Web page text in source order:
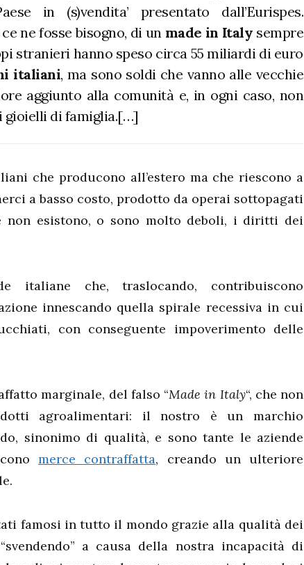
in (s)vendita’ presentato dall’Eurispes.
ne fosse bisogno, di un made in Italy sempre
stranieri hanno speso circa 55 miliardi di euro
italiani, ma sono soldi che vanno alle vecchie
aggiunto alla comunità e, in ogni caso, non
gioielli di famiglia.[…]
che producono all’estero ma che riescono a
a basso costo, prodotto da operai sottopagati
esistono, o sono molto deboli, i diritti dei
italiane che, traslocando, contribuiscono
innescando quella spirale recessiva in cui
con conseguente impoverimento delle
marginale, del falso “Made in Italy“, che non
agroalimentari: il nostro è un marchio
sinonimo di qualità, e sono tante le aziende
merce contraffatta, creando un ulteriore
famosi in tutto il mondo grazie alla qualità dei
a causa della nostra incapacità di